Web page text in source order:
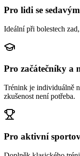
Pro lidi se
Ideální při bolestech
Pro začátečníky a
Trénink je individuálně
zkušenost není potřeba.
Pro aktivní